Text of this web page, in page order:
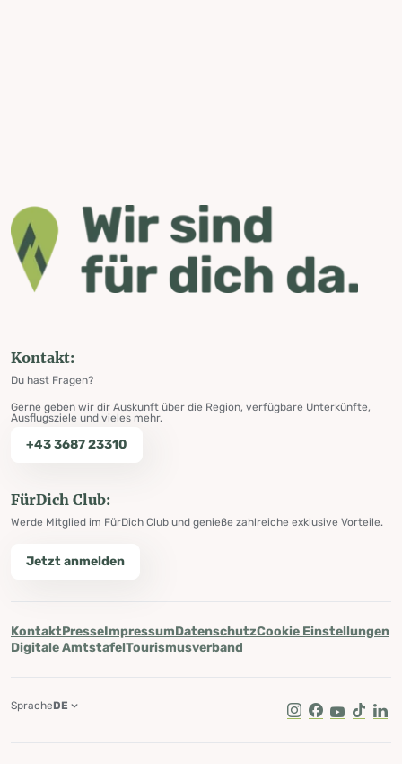
Kontakt:
Du hast Fragen?
Gerne geben wir dir Auskunft über die Region, verfügbare Unterkünfte,
Ausflugsziele und vieles mehr.
+43 3687 23310
FürDich Club:
Werde Mitglied im FürDich Club und genieße zahlreiche exklusive Vorteile.
Jetzt anmelden
KontaktPresseImpressumDatenschutzCookie Einstellungen
Digitale AmtstafelTourismusverband
Instagram
Facebook
Youtube
Tik Tok
SpracheDE